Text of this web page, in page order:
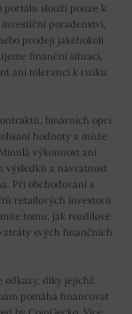
portálu slouží pouze k
poradenství,
prodeji jakéhokoli
finanční situaci,
ani toleranci k riziku
binárních opcí
hodnoty a může
výkonnost ani
výsledků a návratnost
Při obchodování s
retailových investorů
tomu, jak rozdílové
ztráty svých finančních
odkazy, díky jejichž
pomáhá financovat